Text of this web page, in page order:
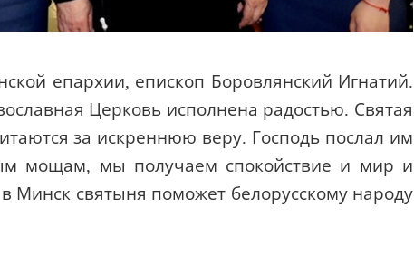
епархии, епископ Боровлянский Игнатий.
Церковь исполнена радостью. Святая
за искреннюю веру. Господь послал им
мощам, мы получаем спокойствие и мир и
Минск святыня поможет белорусскому народу